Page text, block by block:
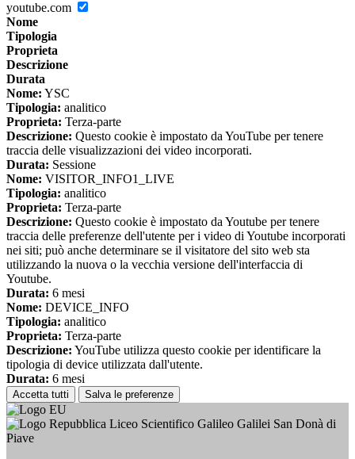
youtube.com
Nome
Tipologia
Proprieta
Descrizione
Durata
Nome: YSC
Tipologia: analitico
Proprieta: Terza-parte
Descrizione: Questo cookie è impostato da YouTube per tenere
traccia delle visualizzazioni dei video incorporati.
Durata: Sessione
Nome: VISITOR_INFO1_LIVE
Tipologia: analitico
Proprieta: Terza-parte
Descrizione: Questo cookie è impostato da Youtube per tenere
traccia delle preferenze dell'utente per i video di Youtube incorporati
nei siti; può anche determinare se il visitatore del sito web sta
utilizzando la nuova o la vecchia versione dell'interfaccia di
Youtube.
Durata: 6 mesi
Nome: DEVICE_INFO
Tipologia: analitico
Proprieta: Terza-parte
Descrizione: YouTube utilizza questo cookie per identificare la
tipologia di device utilizzata dall'utente.
Durata: 6 mesi
Accetta tutti Salva le preferenze
Liceo Scientifico Galileo Galilei San Donà di
Piave